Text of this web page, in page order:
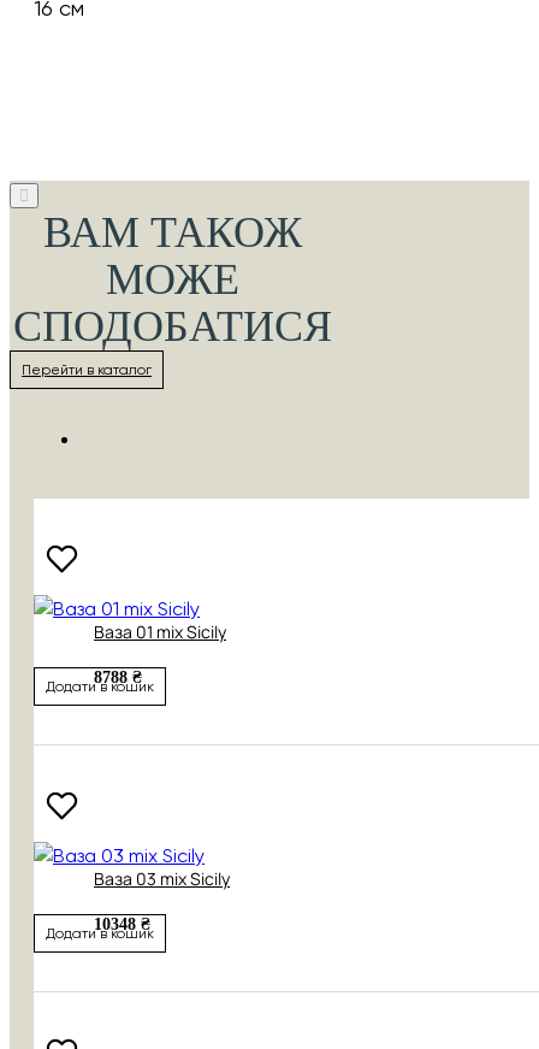
16 см
ВАМ ТАКОЖ
МОЖЕ
СПОДОБАТИСЯ
Перейти в каталог
Ваза 01 mix Sicily
8788 ₴
Додати в кошик
Ваза 03 mix Sicily
10348 ₴
Додати в кошик